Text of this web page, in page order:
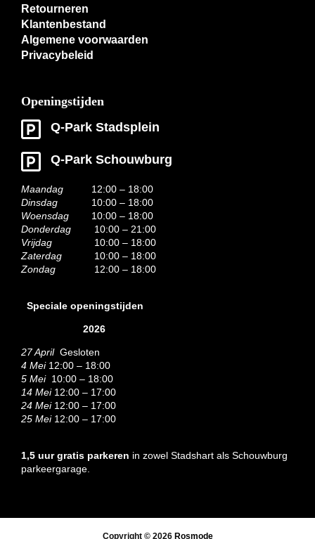
Retourneren
Klantenbestand
Algemene voorwaarden
Privacybeleid
Openingstijden
Q-Park Stadsplein
Q-Park Schouwburg
Maandag
12:00 – 18:00
Dinsdag
10:00 – 18:00
Woensdag
10:00 – 18:00
Donderdag
10:00 – 21:00
Vrijdag
10:00 – 18:00
Zaterdag
10:00 – 18:00
Zondag
12:00 – 18:00
Speciale openingstijden
2026
27 AprilGesloten
4 Mei12:00 – 18:00
5 Mei10:00 – 18:00
14 Mei12:00 – 17:00
24 Mei12:00 – 17:00
25 Mei 12:00 – 17:00
1,5 uur gratis parkeren in zowel Stadshart als Schouwburg
parkeergarage.
Copyright © 2026 Rosmode